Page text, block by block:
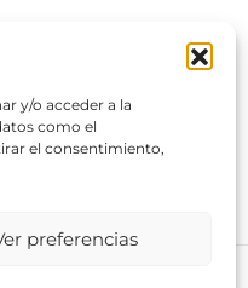
y/o acceder a la
como el
el consentimiento,
preferencias